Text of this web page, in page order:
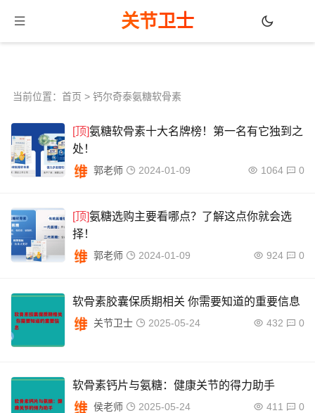
关节卫士
当前位置： 首页 > 钙尔奇泰氨糖软骨素
[顶]氨糖软骨素十大名牌榜！第一名有它独到之
处！
郭老师 2024-01-09 1064 0
[顶]氨糖选购主要看哪点？了解这点你就会选
择！
郭老师 2024-01-09 924 0
软骨素胶囊保质期相关 你需要知道的重要信息
关节卫士 2025-05-24 432 0
软骨素钙片与氨糖：健康关节的得力助手
侯老师 2025-05-24 411 0